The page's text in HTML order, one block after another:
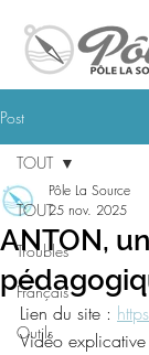
Post
TOUT
Troubles
Français
Outils
TOUT
ANTON,
Pôle La Source
25 nov. 2025
Lien du site :
Vidéo